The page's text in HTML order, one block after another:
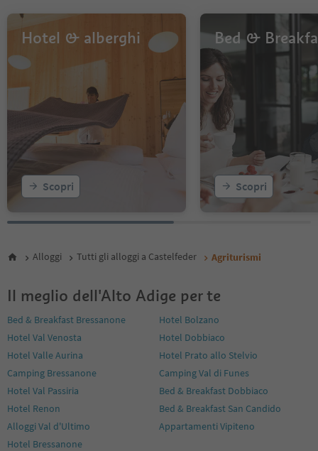
Hotel & alberghi
Scopri
Bed &
Scopri
Alloggi Tutti gli alloggi a Castelfeder Agriturismi
Il meglio dell'Alto Adige per te
Bed & Breakfast Bressanone
Hotel Bolzano
Hotel Val Venosta
Hotel Dobbiaco
Hotel Valle Aurina
Hotel Prato allo Stelvio
Camping Bressanone
Camping Val di Funes
Hotel Val Passiria
Bed & Breakfast Dobbiaco
Hotel Renon
Bed & Breakfast San Candido
Alloggi Val d'Ultimo
Appartamenti Vipiteno
Hotel Bressanone